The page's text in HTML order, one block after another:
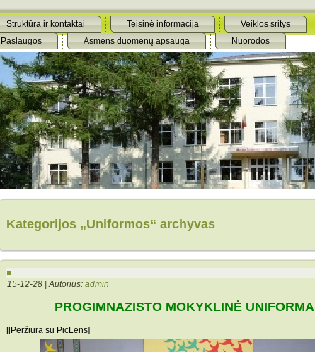
Struktūra ir kontaktai Teisinė informacija Veiklos sritys
Paslaugos Asmens duomenų apsauga Nuorodos
Kategorijos „Uniformos“ archyvas
15-12-28 | Autorius: admin
PROGIMNAZISTO MOKYKLINĖ UNIFORMA
[[Peržiūra su PicLens]